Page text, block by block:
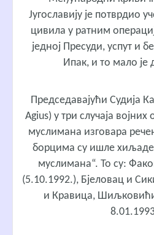
Југославију је потврдио
цивила у ратним
једној Пресуди, успут и
Ипак, и то мало
Председавајући Судија
Agius) у три случаја
муслимана изговара
борцима су ишле
муслимана“. То су:
(5.10.1992.), Бјеловац и
и Кравица,